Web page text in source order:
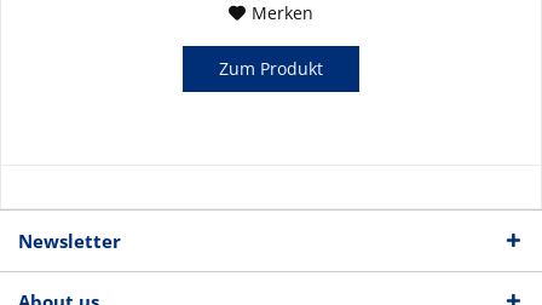
Merken
Zum Produkt
Newsletter